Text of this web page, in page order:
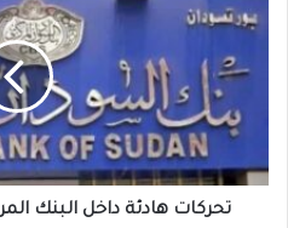
داخل
المركزي
تمهّد
لإجراء
تحركات هادئة داخل البنك